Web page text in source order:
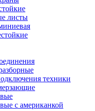
листы
техники
с американкой